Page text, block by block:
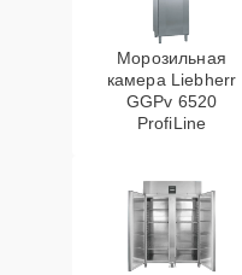
Морозильная
камера Liebherr
GGPv 6520
ProfiLine